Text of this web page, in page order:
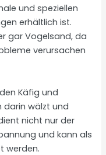
und speziellen
erhältlich ist.
gar Vogelsand, da
verursachen
Käfig und
darin wälzt und
nicht nur der
und kann als
werden.